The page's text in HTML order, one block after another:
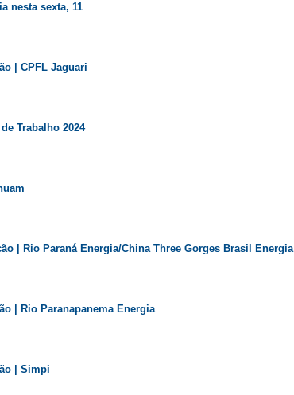
nesta sexta, 11
| CPFL Jaguari
Trabalho 2024
| Rio Paraná Energia/China Three Gorges Brasil Energia
| Rio Paranapanema Energia
| Simpi